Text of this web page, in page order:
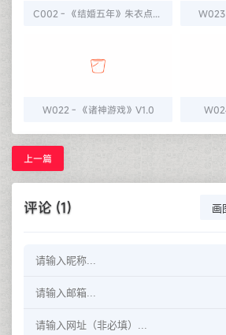
C002 - 《结婚五年》朱衣点头 V1.0
W022 - 《诸神游戏》V1.0
上一篇
评论 (1) 画